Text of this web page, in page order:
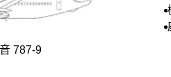
787-9